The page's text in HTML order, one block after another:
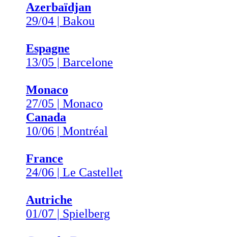
Azerbaïdjan
29/04 | Bakou
Espagne
13/05 | Barcelone
Monaco
27/05 | Monaco
Canada
10/06 | Montréal
France
24/06 | Le Castellet
Autriche
01/07 | Spielberg